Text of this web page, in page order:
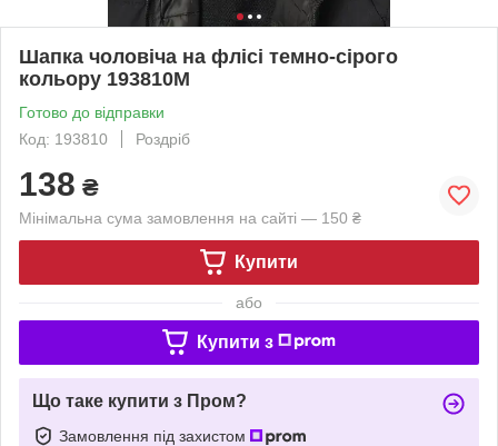
Шапка чоловіча на флісі темно-сірого
кольору 193810M
Готово до відправки
Код: 193810
Роздріб
138 ₴
Мінімальна сума замовлення на сайті — 150 ₴
Купити
або
Купити з
Що таке купити з Пром?
Замовлення під захистом